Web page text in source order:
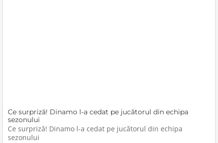
Ce surpriză! Dinamo l-a cedat pe jucătorul din echipa
sezonului
Ce surpriză! Dinamo l-a cedat pe jucătorul din echipa
sezonului